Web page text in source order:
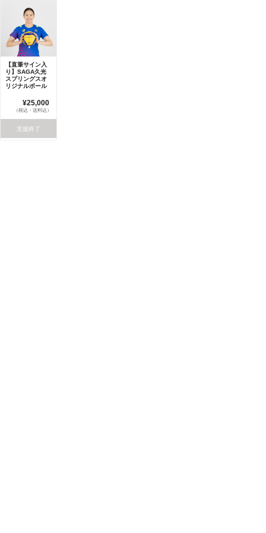
【直筆サイン入
り】SAGA久光
スプリングスオ
リジナルボール
¥25,000
（税込・送料込）
支援終了